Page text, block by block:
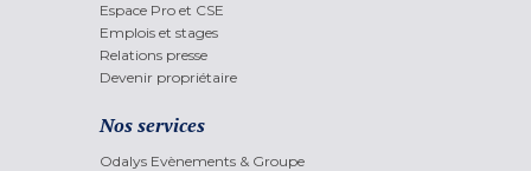
Espace Pro et CSE
Emplois et stages
Relations presse
Devenir propriétaire
Nos services
Odalys Evènements & Groupe